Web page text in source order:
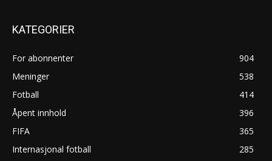
KATEGORIER
For abonnenter
904
Meninger
538
Fotball
414
Åpent innhold
396
FIFA
365
Internasjonal fotball
285